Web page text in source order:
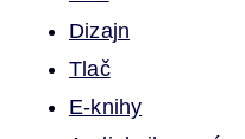
Dizajn
Tlač
E-knihy